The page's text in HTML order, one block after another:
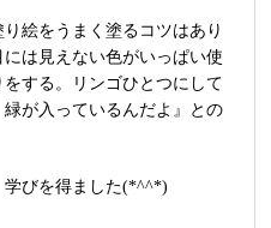
絵をうまく塗るコツはあり
は見えない色がいっぱい使
する。リンゴひとつにして
が入っているんだよ』との
学びを得ました(*^^*)